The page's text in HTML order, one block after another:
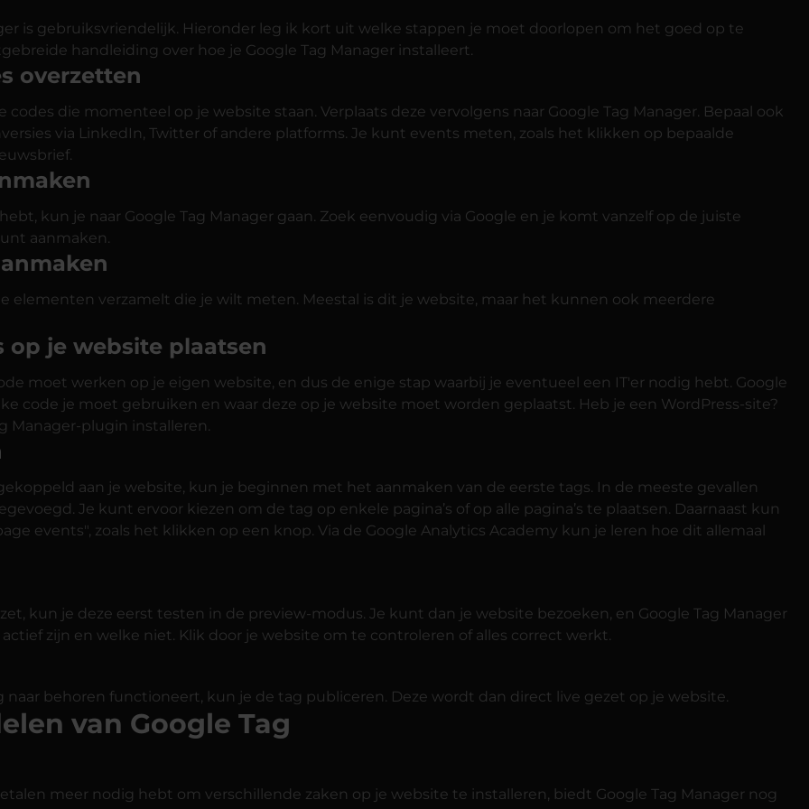
is gebruiksvriendelijk. Hieronder leg ik kort uit welke stappen je moet doorlopen om het goed op te
handleiding over hoe je Google Tag Manager installeert.
overzetten
die momenteel op je website staan. Verplaats deze vervolgens naar Google Tag Manager. Bepaal ook
via LinkedIn, Twitter of andere platforms. Je kunt events meten, zoals het klikken op bepaalde
kun je naar Google Tag Manager gaan. Zoek eenvoudig via Google en je komt vanzelf op de juiste
aanmaken.
elementen verzamelt die je wilt meten. Meestal is dit je website, maar het kunnen ook meerdere
op je website plaatsen
moet werken op je eigen website, en dus de enige stap waarbij je eventueel een IT'er nodig hebt. Google
code je moet gebruiken en waar deze op je website moet worden geplaatst. Heb je een WordPress-site?
Manager-plugin installeren.
aan je website, kun je beginnen met het aanmaken van de eerste tags. In de meeste gevallen
Je kunt ervoor kiezen om de tag op enkele pagina’s of op alle pagina’s te plaatsen. Daarnaast kun
events", zoals het klikken op een knop. Via de Google Analytics Academy kun je leren hoe dit allemaal
kun je deze eerst testen in de preview-modus. Je kunt dan je website bezoeken, en Google Tag Manager
zijn en welke niet. Klik door je website om te controleren of alles correct werkt.
naar behoren functioneert, kun je de tag publiceren. Deze wordt dan direct live gezet op je website.
van Google Tag
meer nodig hebt om verschillende zaken op je website te installeren, biedt Google Tag Manager nog